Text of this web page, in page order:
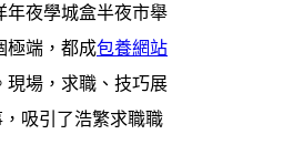
年夜學城盒半夜市舉
極端，都成包養網站
現場，求職、技巧展
吸引了浩繁求職職